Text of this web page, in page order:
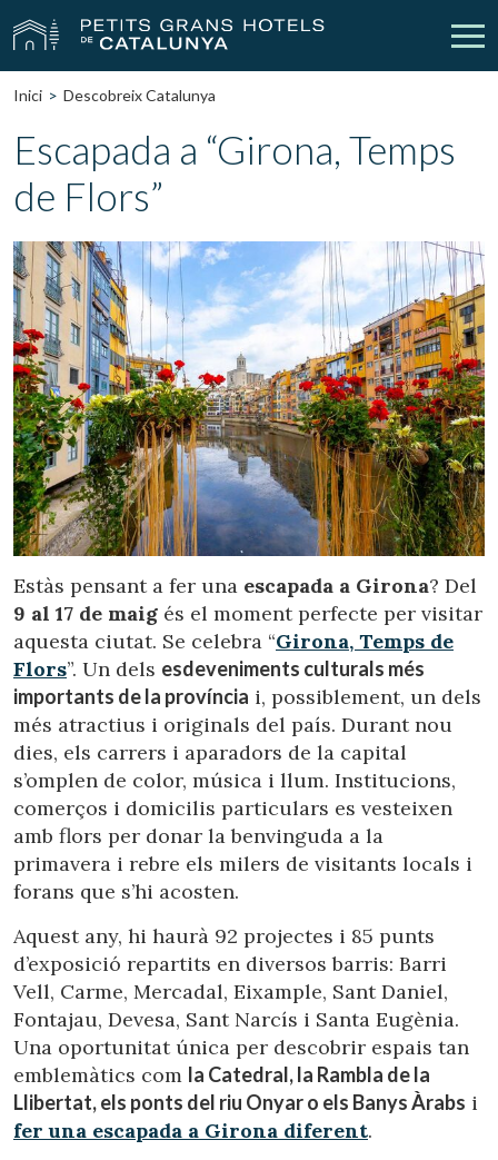
Els Nostres Hotels Escapades
Casaments
Xecs Regal Descobreix Catalunya
Contacte La meva reserva
vpn_key Inicia sessió person Crear compte
Ubicació/nom de l'hotel
CA ES EN FR
Inici Descobreix Catalunya
Escapada a “Girona, Temps
de Flors”
Estàs pensant a fer una escapada a Girona? Del
9 al 17 de maig és el moment perfecte per visitar
aquesta ciutat. Se celebra “Girona, Temps de
Flors”. Un dels esdeveniments culturals més
importants de la província i, possiblement, un dels
més atractius i originals del país. Durant nou
dies, els carrers i aparadors de la capital
s’omplen de color, música i llum. Institucions,
comerços i domicilis particulars es vesteixen
amb flors per donar la benvinguda a la
primavera i rebre els milers de visitants locals i
forans que s’hi acosten.
Aquest any, hi haurà 92 projectes i 85 punts
d’exposició repartits en diversos barris: Barri
Vell, Carme, Mercadal, Eixample, Sant Daniel,
Fontajau, Devesa, Sant Narcís i Santa Eugènia.
Una oportunitat única per descobrir espais tan
emblemàtics com la Catedral, la Rambla de la
Llibertat, els ponts del riu Onyar o els Banys Àrabs i
fer una escapada a Girona diferent.